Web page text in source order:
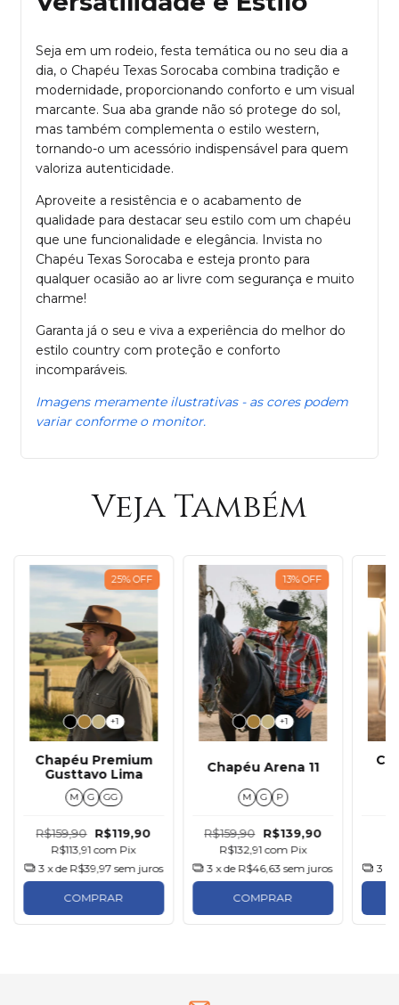
Seja em um rodeio, festa temática ou no seu dia a
dia, o Chapéu Texas Sorocaba combina tradição e
modernidade, proporcionando conforto e um visual
marcante. Sua aba grande não só protege do sol,
mas também complementa o estilo western,
tornando-o um acessório indispensável para quem
valoriza autenticidade.
Aproveite a resistência e o acabamento de
qualidade para destacar seu estilo com um chapéu
que une funcionalidade e elegância. Invista no
Chapéu Texas Sorocaba e esteja pronto para
qualquer ocasião ao ar livre com segurança e muito
charme!
Garanta já o seu e viva a experiência do melhor do
estilo country com proteção e conforto
incomparáveis.
Imagens meramente ilustrativas - as cores podem
variar conforme o monitor.
Veja Também
25%OFF
+1
Chapéu Premium
Gusttavo Lima
M G GG
R$159,90 R$119,90
R$113,91com Pix
3 x de R$39,97 sem juros
COMPRAR
13%OFF
+1
Chapéu Arena 11
M G P
R$159,90 R$139,90
R$132,91com Pix
3 x de R$46,63 sem juros
COMPRAR
3